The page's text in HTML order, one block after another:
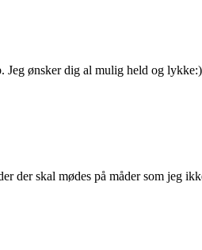
Jeg ønsker dig al mulig held og lykke:)
der skal mødes på måder som jeg